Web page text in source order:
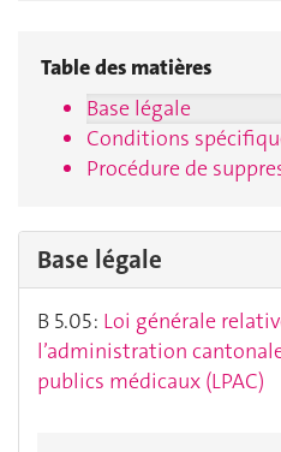
Table des matières
Base légale
Conditions
Procédure de
Base légale
B 5.05 : Loi générale
l’administration
publics médicaux (LPAC)